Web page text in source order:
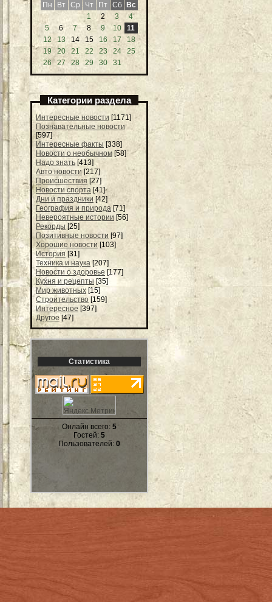
Пн
Вт Ср Чт Пт Сб
Вс
1
2 3
4
5
6 7 8 9 10
11
12
13 14 15 16 17
18
19
20 21 22 23 24
25
26
27 28 29 30 31
Категории раздела
Интересные новости [1171]
Познавательные новости
[597]
Интересные факты [338]
Новости о необычном [58]
Надо знать [413]
Авто новости [217]
Происшествия [27]
Новости спорта [41]
Дни и праздники [42]
География и природа [71]
Невероятные истории [56]
Рекорды [25]
Позитивные новости [97]
Хорошие новости [103]
История [31]
Техника и наука [207]
Новости о здоровье [177]
Кухня и рецепты [35]
Мир животных [15]
Строительство [159]
Интересное [397]
Другое [47]
Статистика
Онлайн всего: 5
Гостей: 5
Пользователей: 0